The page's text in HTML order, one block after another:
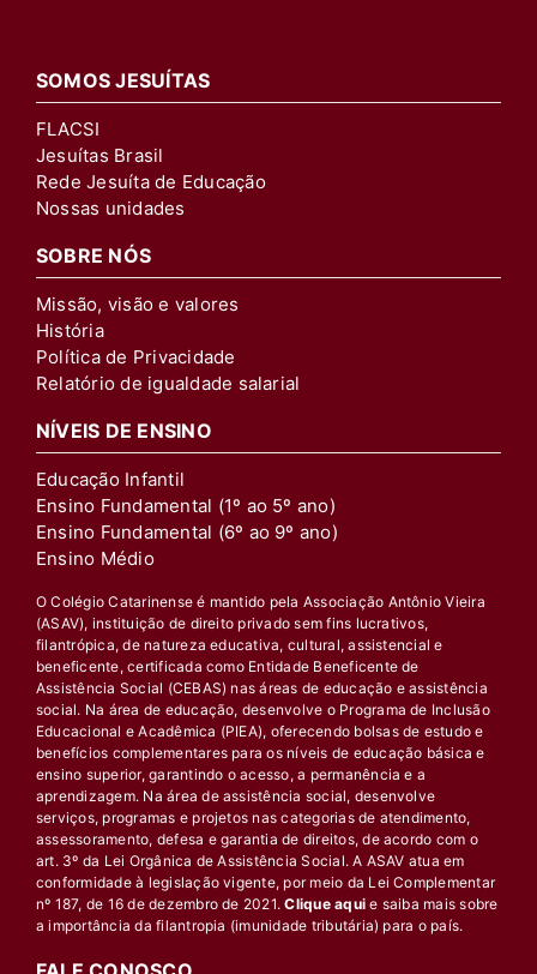
SOMOS JESUÍTAS
FLACSI
Jesuítas Brasil
Rede Jesuíta de Educação
Nossas unidades
SOBRE NÓS
Missão, visão e valores
História
Política de Privacidade
Relatório de igualdade salarial
NÍVEIS DE ENSINO
Educação Infantil
Ensino Fundamental (1º ao 5º ano)
Ensino Fundamental (6º ao 9º ano)
Ensino Médio
O Colégio Catarinense é mantido pela Associação Antônio Vieira
(ASAV), instituição de direito privado sem fins lucrativos,
filantrópica, de natureza educativa, cultural, assistencial e
beneficente, certificada como Entidade Beneficente de
Assistência Social (CEBAS) nas áreas de educação e assistência
social. Na área de educação, desenvolve o Programa de Inclusão
Educacional e Acadêmica (PIEA), oferecendo bolsas de estudo e
benefícios complementares para os níveis de educação básica e
ensino superior, garantindo o acesso, a permanência e a
aprendizagem. Na área de assistência social, desenvolve
serviços, programas e projetos nas categorias de atendimento,
assessoramento, defesa e garantia de direitos, de acordo com o
art. 3º da Lei Orgânica de Assistência Social. A ASAV atua em
conformidade à legislação vigente, por meio da Lei Complementar
nº 187, de 16 de dezembro de 2021.Clique aquie saiba mais sobre
a importância da filantropia (imunidade tributária) para o país.